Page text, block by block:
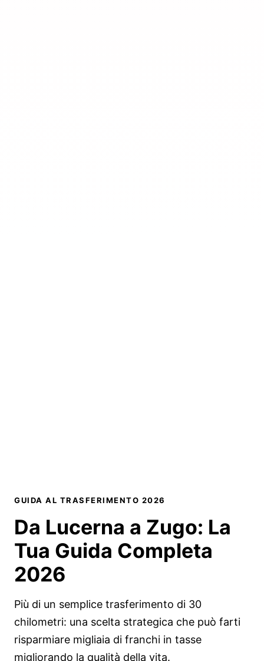
GUIDA AL TRASFERIMENTO 2026
Da Lucerna a Zugo: La
Tua Guida Completa
2026
Più di un semplice trasferimento di 30
chilometri: una scelta strategica che può farti
risparmiare migliaia di franchi in tasse
migliorando la qualità della vita.